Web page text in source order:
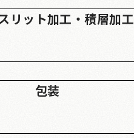
リット加工・積層加工
包装